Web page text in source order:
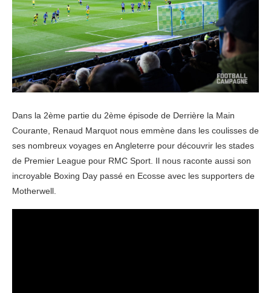
Dans la 2ème partie du 2ème épisode de Derrière la Main
Courante, Renaud Marquot nous emmène dans les coulisses de
ses nombreux voyages en Angleterre pour découvrir les stades
de Premier League pour RMC Sport. Il nous raconte aussi son
incroyable Boxing Day passé en Ecosse avec les supporters de
Motherwell.